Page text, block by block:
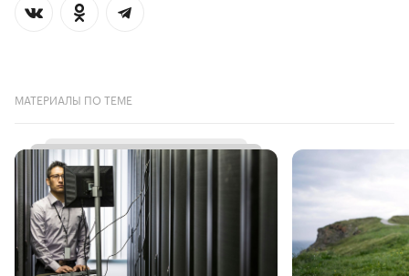
МАТЕРИАЛЫ ПО ТЕМЕ